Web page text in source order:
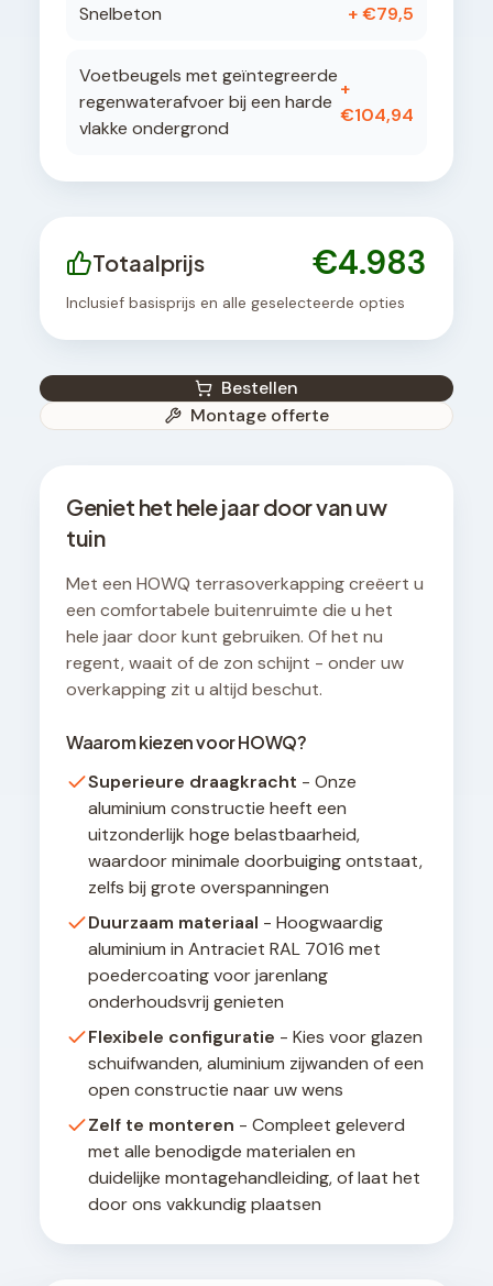
Snelbeton + €79,5
Voetbeugels met geïntegreerde
regenwaterafvoer bij een harde
vlakke ondergrond
+
€104,94
Totaalprijs €4.983
Inclusief basisprijs en alle geselecteerde opties
Bestellen
Montage offerte
Geniet het hele jaar door van uw
tuin
Met een HOWQ terrasoverkapping creëert u
een comfortabele buitenruimte die u het
hele jaar door kunt gebruiken. Of het nu
regent, waait of de zon schijnt - onder uw
overkapping zit u altijd beschut.
Waarom kiezen voor HOWQ?
Superieure draagkracht - Onze
aluminium constructie heeft een
uitzonderlijk hoge belastbaarheid,
waardoor minimale doorbuiging ontstaat,
zelfs bij grote overspanningen
Duurzaam materiaal - Hoogwaardig
aluminium in Antraciet RAL 7016 met
poedercoating voor jarenlang
onderhoudsvrij genieten
Flexibele configuratie - Kies voor glazen
schuifwanden, aluminium zijwanden of een
open constructie naar uw wens
Zelf te monteren - Compleet geleverd
met alle benodigde materialen en
duidelijke montagehandleiding, of laat het
door ons vakkundig plaatsen